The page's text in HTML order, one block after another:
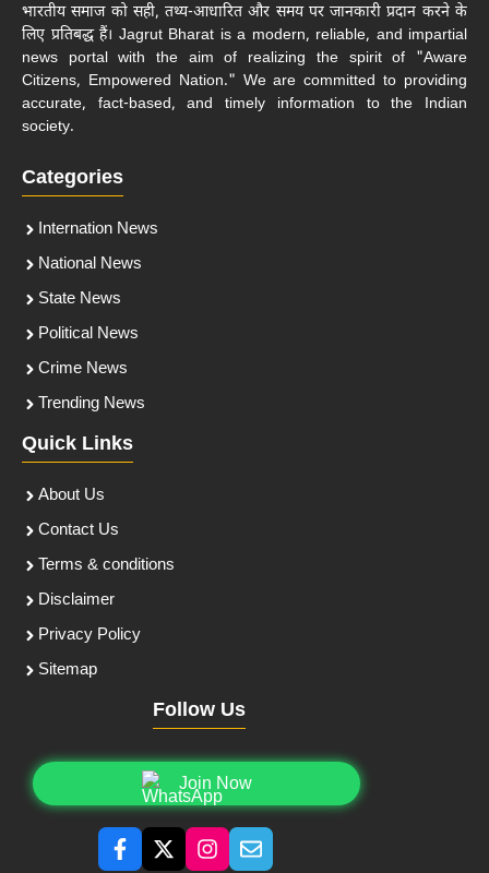
भारतीय समाज को सही, तथ्य-आधारित और समय पर जानकारी प्रदान करने के
लिए प्रतिबद्ध हैं। Jagrut Bharat is a modern, reliable, and impartial
news portal with the aim of realizing the spirit of "Aware
Citizens, Empowered Nation." We are committed to providing
accurate, fact-based, and timely information to the Indian
society.
Categories
Internation News
National News
State News
Political News
Crime News
Trending News
Quick Links
About Us
Contact Us
Terms & conditions
Disclaimer
Privacy Policy
Sitemap
Follow Us
Join Now